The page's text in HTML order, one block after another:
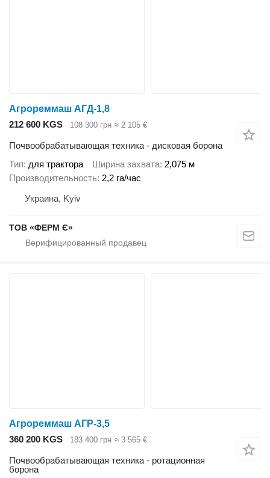
Агрореммаш АГД-1,8
212 600 KGS
108 300 грн ≈ 2 105 €
Почвообрабатывающая техника - дисковая борона
Тип для трактора Ширина захвата 2,075 м
Производительность 2,2 га/час
Украина, Kyiv
ТОВ «ФЕРМ Є»
Агрореммаш АГР-3,5
360 200 KGS
183 400 грн ≈ 3 565 €
Почвообрабатывающая техника - ротационная
борона